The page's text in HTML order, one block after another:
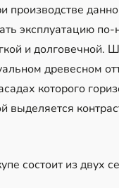
производстве
эксплуатацию
и долговечной.
древесном
которого
выделяется
состоит из двух